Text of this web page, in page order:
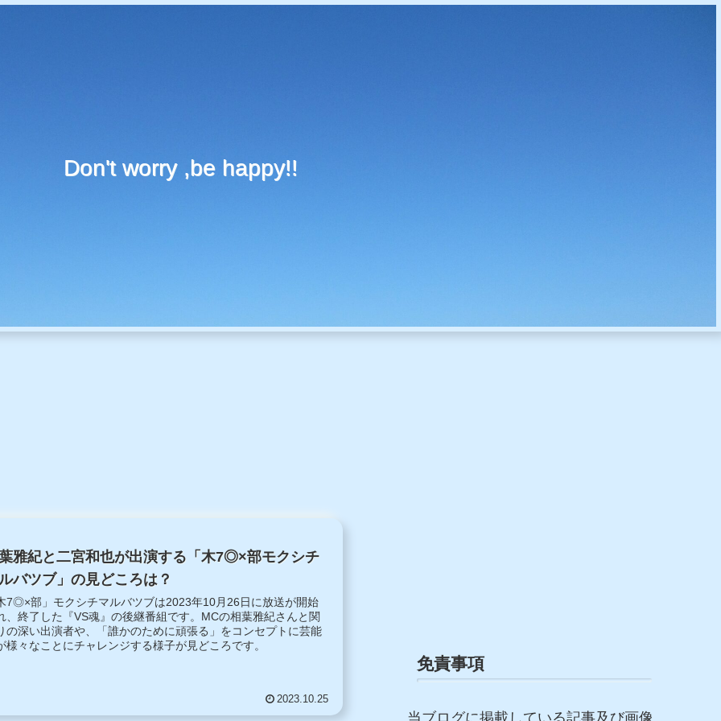
Don't worry ,be happy!!
雅紀と二宮和也が出演する「木7◎×部モクシチ
バツブ」の見どころは？
7◎×部」モクシチマルバツブは2023年10月26日に放送が開始
、終了した『VS魂』の後継番組です。MCの相葉雅紀さんと関
の深い出演者や、「誰かのために頑張る」をコンセプトに芸能
様々なことにチャレンジする様子が見どころです。
2023.10.25
免責事項